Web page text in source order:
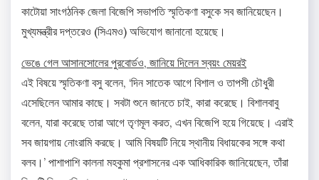
কাটোয়া সাংগঠনিক জেলা বিজেপি সভাপতি স্মৃতিকণা বসুকে সব জানিয়েছেন।
মুখ্যমন্ত্রীর দপ্তরেও (সিএমও) অভিযোগ জানানো হয়েছে।
ভেঙে গেল আসানসোলের পুরবোর্ডও, জানিয়ে দিলেন স্বয়ং মেয়রই
এই বিষয়ে স্মৃতিকণা বসু বলেন, ‘দিন সাতেক আগে বিশাল ও তাপসী চৌধুরী
এসেছিলেন আমার কাছে। সবটা শুনে জানতে চাই, কারা করেছে। বিশালবাবু
বলেন, যারা করেছে তারা আগে তৃণমূল করত, এখন বিজেপি হয়ে গিয়েছে। এরাই
সব জায়গায় নোংরামি করছে। আমি বিষয়টি নিয়ে স্থানীয় বিধায়কের সঙ্গে কথা
বলব।’ পাশাপাশি কালনা মহকুমা প্রশাসনের এক আধিকারিক জানিয়েছেন, তাঁরা